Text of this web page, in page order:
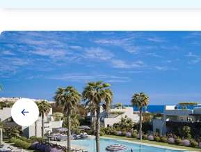
Galerij
navigatie